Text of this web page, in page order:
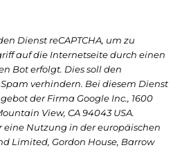
Dienst reCAPTCHA, um zu
auf die Internetseite durch einen
Bot erfolgt. Dies soll den
verhindern. Bei diesem Dienst
der Firma Google Inc., 1600
View, CA 94043 USA.
Nutzung in der europäischen
Limited, Gordon House, Barrow